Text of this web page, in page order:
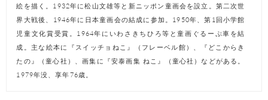
絵を描く。1932年に松山文雄等と新ニッポン童画会を設立。第二次世
界大戦後、1946年に日本童画会の結成に参加。1950年、第1回小学館
児童文化賞受賞。1964年にいわさきちひろ等と童画ぐるーぷ車を結
成。主な絵本に『スイッチョねこ』（フレーベル館）、『どこからき
たの』（童心社）、画集に『安泰画集 ねこ』（童心社）などがある。
1979年没、享年76歳。